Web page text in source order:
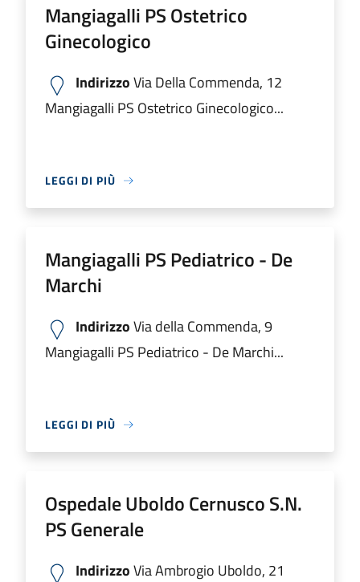
Mangiagalli PS Ostetrico
Ginecologico
IndirizzoVia Della Commenda, 12
Mangiagalli PS Ostetrico Ginecologico...
LEGGI DI PIÙ
Mangiagalli PS Pediatrico - De
Marchi
IndirizzoVia della Commenda, 9
Mangiagalli PS Pediatrico - De Marchi...
LEGGI DI PIÙ
Ospedale Uboldo Cernusco S.N.
PS Generale
IndirizzoVia Ambrogio Uboldo, 21